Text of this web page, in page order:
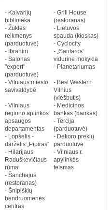
- Kalvarijų
biblioteka
- Žūklės
reikmenys
(parduotuvė)
- Ibrahim
- Salonas
"expert"
(parduotuvė)
- Vilniaus miesto
savivaldybė
- Vilniaus
regiono aplinkos
apsaugos
departamentas
- Lopšelis -
darželis „Pipiras“
- Hilarijaus
Raduškevičiaus
rūmai
- Šanchajus
(restoranas)
- Šnipiškių
bendruomenės
centras
- Grill House
(restoranas)
- Lietuvos
spauda (kioskas)
- Cyclocity
- „Santaros“
vidurinė mokykla
- Planetariumas
- Best Western
Vilnius
(viešbutis)
- Medicinos
bankas (bankas)
- Tercija
(parduotuvė)
- Dekoro prekių
parduotuvė
- Vilniaus r.
apylinkės
teismas